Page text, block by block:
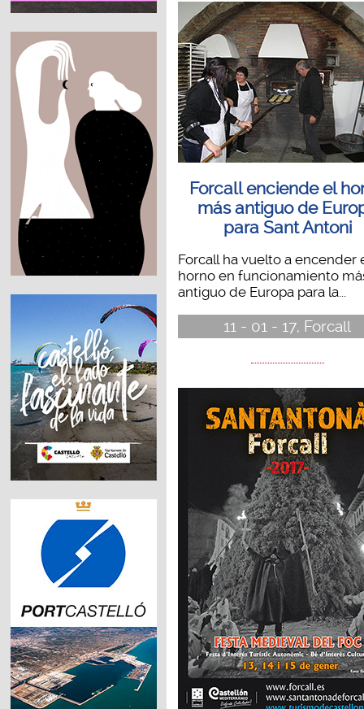
Forcall enciende el
más antiguo de
para Sant Antoni
Forcall ha vuelto a encender
horno en funcionamiento
antiguo de Europa para la...
11 - 01 - 17, Forcall